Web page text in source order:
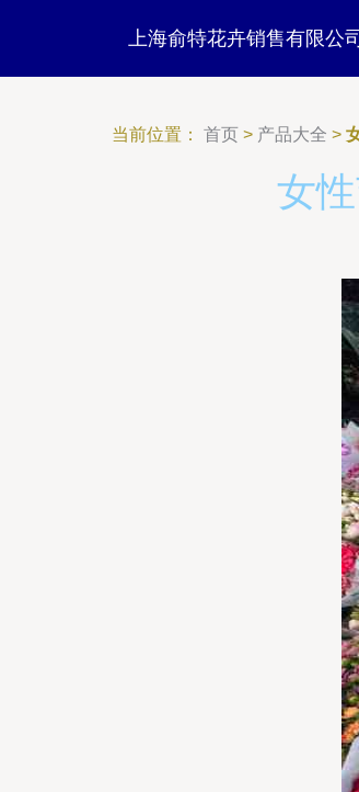
上海俞特花卉销售有限公司
当前位置： 首页 > 产品大全 >
女